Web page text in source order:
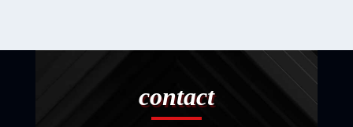
contact